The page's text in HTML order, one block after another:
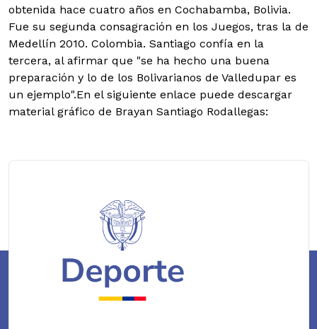
obtenida hace cuatro años en Cochabamba, Bolivia.
Fue su segunda consagración en los Juegos, tras la de
Medellín 2010. Colombia. Santiago confía en la
tercera, al afirmar que "se ha hecho una buena
preparación y lo de los Bolivarianos de Valledupar es
un ejemplo".En el siguiente enlace puede descargar
material gráfico de Brayan Santiago Rodallegas: